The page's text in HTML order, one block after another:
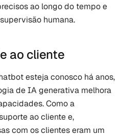
ao longo do tempo e
humana.
ao cliente
esteja conosco há anos,
de IA generativa melhora
Como a
ao cliente e,
com os clientes eram um